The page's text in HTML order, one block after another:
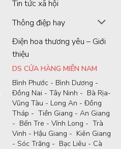
Tin tức xã hội
Thông điệp hay
Điện hoa thương yêu – Giới
thiệu
DS CỬA HÀNG MIỀN NAM
Bình Phước - Bình Dương -
Đồng Nai - Tây Ninh - Bà Rịa-
Vũng Tàu - Long An - Đồng
Tháp - Tiền Giang - An Giang
- Bến Tre - Vĩnh Long - Trà
Vinh - Hậu Giang - Kiên Giang
- Sóc Trăng - Bạc Liêu - Cà